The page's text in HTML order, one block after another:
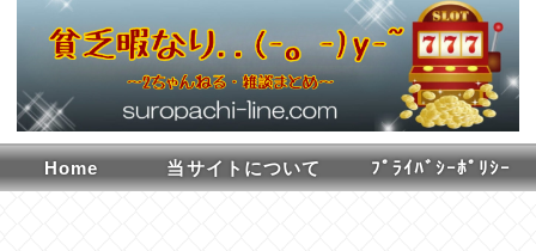
Home 当サイトについて ﾌﾟﾗｲﾊﾞｼｰﾎﾟﾘｼｰ